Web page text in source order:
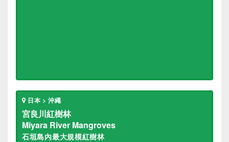
日本 > 沖繩
宮良川紅樹林
Miyara River Mangroves
石垣島內最大規模紅樹林